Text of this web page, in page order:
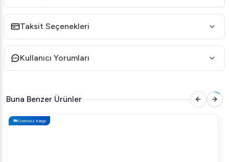
enerjiden tasarruf sağlar.
Güçlü Performans
: Yüksek ısıtma kapasitesi, pişirme
süresini kısaltır.
Kullanıcı Dostu Özellikler
Kolay Kontrol Paneli: Basit ve anlaşılır kontroller ile
Güvenli Kullanım: Yüksek güvenlik standartları
Taksit Seçenekleri
Kullanıcı Yorumları
Buna Benzer Ürünler
Ücretsiz Kargo